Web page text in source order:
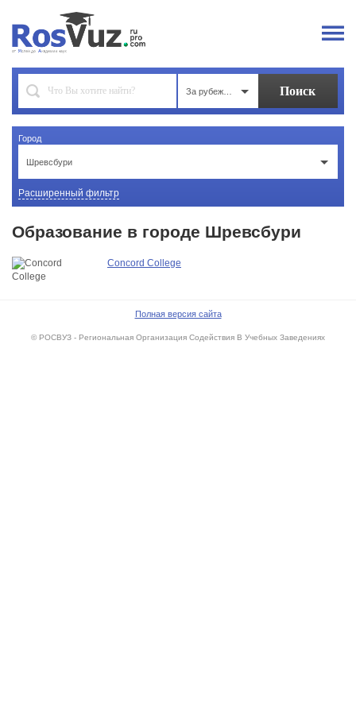
Город
Шревсбури
Расширенный фильтр
Образование в городе Шревсбури
Concord College
Полная версия сайта
© РОСВУЗ - Региональная Организация Содействия В Учебных Заведениях